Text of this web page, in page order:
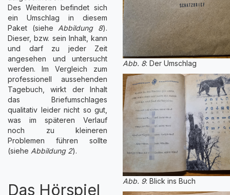
Des Weiteren befindet sich
ein Umschlag in diesem
Paket (siehe Abbildung 8).
Dieser, bzw. sein Inhalt, kann
und darf zu jeder Zeit
angesehen und untersucht
werden. Im Vergleich zum
professionell aussehenden
Tagebuch, wirkt der Inhalt
das Briefumschlages
qualitativ leider nicht so gut,
was im späteren Verlauf
noch zu kleineren
Problemen führen sollte
(siehe Abbildung 2).
Das Hörspiel
Abb. 8: Der Umschlag
Abb. 9: Blick ins Buch